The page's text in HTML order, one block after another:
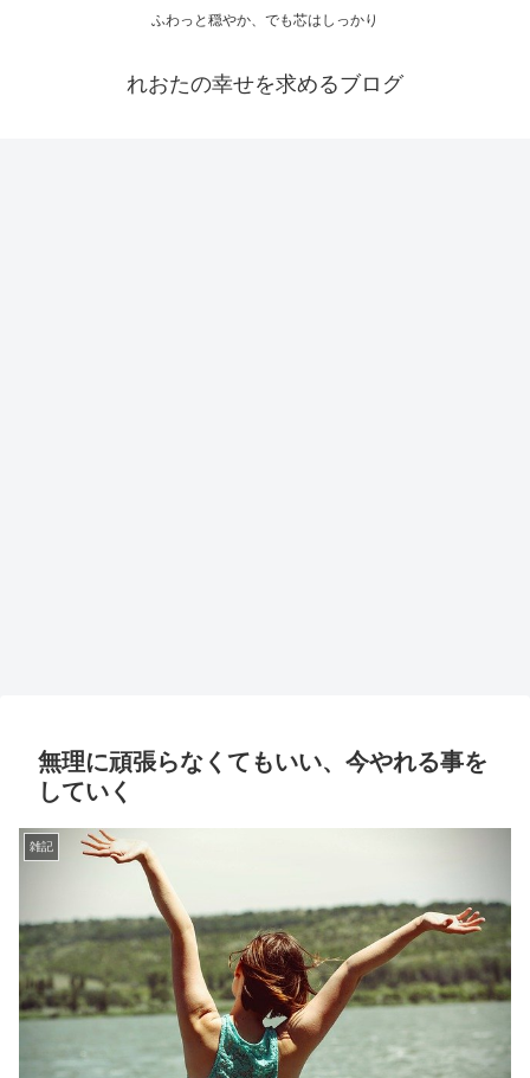
ふわっと穏やか、でも芯はしっかり
れおたの幸せを求めるブログ
無理に頑張らなくてもいい、今やれる事を
していく
雑記